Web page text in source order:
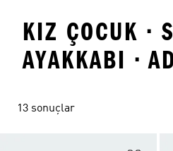
KIZ ÇOCUK ·
AYAKKABI ·
13 sonuçlar